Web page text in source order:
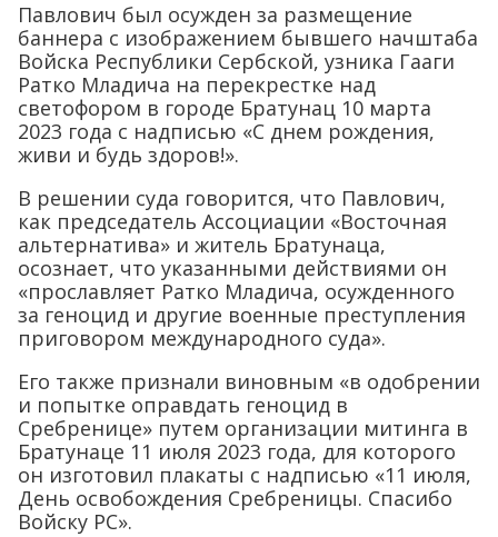
Павлович был осужден за размещение
баннера с изображением бывшего начштаба
Войска Республики Сербской, узника Гааги
Ратко Младича на перекрестке над
светофором в городе Братунац 10 марта
2023 года с надписью «С днем ​​рождения,
живи и будь здоров!».
В решении суда говорится, что Павлович,
как председатель Ассоциации «Восточная
альтернатива» и житель Братунаца,
осознает, что указанными действиями он
«прославляет Ратко Младича, осужденного
за геноцид и другие военные преступления
приговором международного суда».
Его также признали виновным «в одобрении
и попытке оправдать геноцид в
Сребренице» путем организации митинга в
Братунаце 11 июля 2023 года, для которого
он изготовил плакаты с надписью «11 июля,
День освобождения Сребреницы. Спасибо
Войску РС».